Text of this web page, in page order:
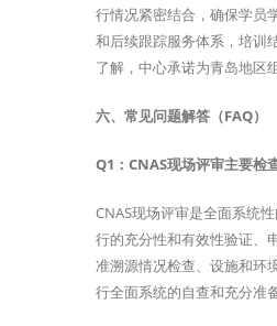
行情况紧密结合，确保学员
和后续跟踪服务体系，培训
了解，中心承诺为青岛地区
六、常见问题解答（FAQ）
Q1：CNAS现场评审主要检
CNAS现场评审是全面系统
行的充分性和有效性验证、
准溯源情况检查、设施和环
行全面系统的自查和充分准备